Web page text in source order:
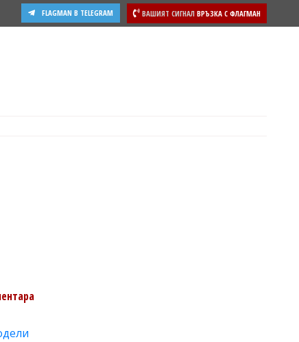
ВАШИЯТ СИГНАЛ ВРЪЗКА С ФЛАГМАН
FLAGMAN В TELEGRAM